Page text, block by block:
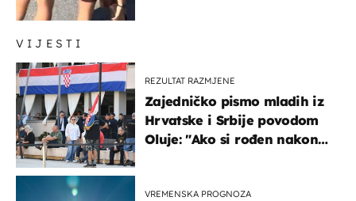
VIJESTI
REZULTAT RAZMJENE
Zajedničko pismo mladih iz
Hrvatske i Srbije povodom
Oluje: "Ako si rođen nakon
VREMENSKA PROGNOZA